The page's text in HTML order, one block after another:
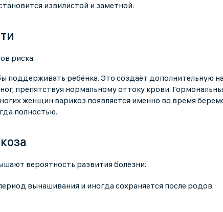
извилистой и заметной.
риска.
поддерживать ребёнка. Это создаёт дополнительную
препятствуя нормальному оттоку крови.
женщин варикоз появляется именно во время
полностью.
вероятность развития болезни:
вынашивания и иногда сохраняется после родов.